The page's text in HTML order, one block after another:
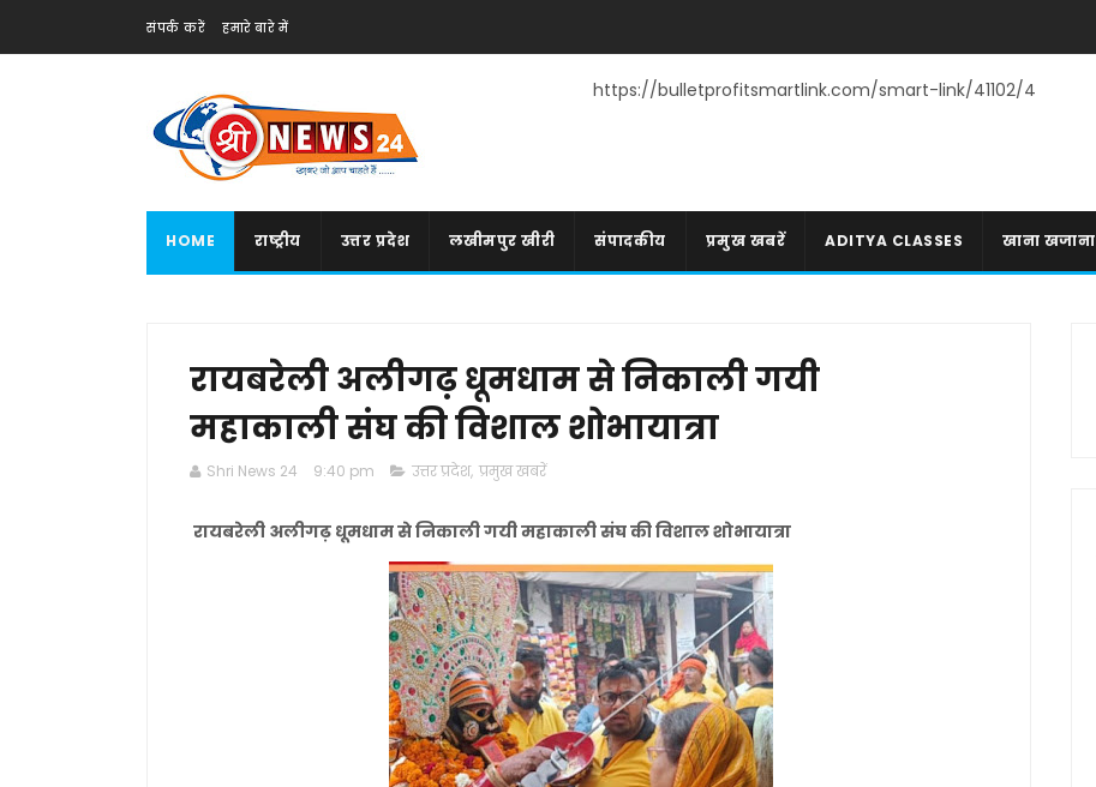
संपर्क करें हमारे बारे में
https://bulletprofitsmartlink.com/smart-link/41102/4
HOME राष्ट्रीय उत्तर प्रदेश लखीमपुर खीरी संपादकीय प्रमुख खबरें ADITYA CLASSES खाना खजाना
रायबरेली अलीगढ़ धूमधाम से निकाली गयी
महाकाली संघ की विशाल शोभायात्रा
Shri News 24 9:40 pm उत्तर प्रदेश, प्रमुख खबरें
रायबरेली अलीगढ़ धूमधाम से निकाली गयी महाकाली संघ की विशाल शोभायात्रा